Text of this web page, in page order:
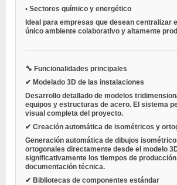
• Sectores químico y energético
Ideal para empresas que desean centralizar
único ambiente colaborativo y altamente
🔧 Funcionalidades principales
✔ Modelado 3D de las instalaciones
Desarrollo detallado de modelos
equipos y estructuras de acero. El sistema
visual completa del proyecto.
✔ Creación automática de isométricos y
Generación automática de dibujos
ortogonales directamente desde el modelo
significativamente los tiempos de producción
documentación técnica.
✔ Bibliotecas de componentes estándar